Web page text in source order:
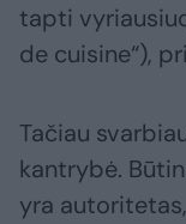
tapti
de cuisine“),
Tačiau
kantrybė.
yra